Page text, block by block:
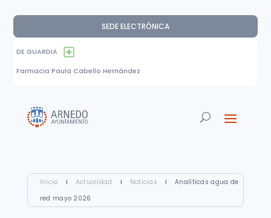
SEDE ELECTRÓNICA
DE GUARDIA
Farmacia Paula Cabello Hernández
Inicio I Actualidad I Noticias I
Analíticas agua de
red mayo 2026